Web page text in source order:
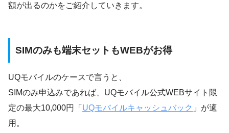
額が出るのかをご紹介していきます。
SIMのみも端末セットもWEBがお得
UQモバイルのケースで言うと、
SIMのみ申込みであれば、UQモバイル公式WEBサイト限
定の最大10,000円「 UQモバイルキャッシュバック 」が適
用。